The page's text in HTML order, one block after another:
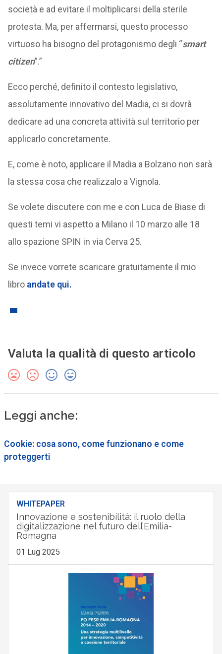
società e ad evitare il moltiplicarsi della sterile
protesta. Ma, per affermarsi, questo processo
virtuoso ha bisogno del protagonismo degli “smart
citizen”.”
Ecco perché, definito il contesto legislativo,
assolutamente innovativo del Madia, ci si dovrà
dedicare ad una concreta attività sul territorio per
applicarlo concretamente.
E, come è noto, applicare il Madia a Bolzano non sarà
la stessa cosa che realizzalo a Vignola.
Se volete discutere con me e con Luca de Biase di
questi temi vi aspetto a Milano il 10 marzo alle 18
allo spazione SPIN in via Cerva 25.
Se invece vorrete scaricare gratuitamente il mio
libro andate qui.
Valuta la qualità di questo articolo
Leggi anche:
Cookie: cosa sono, come funzionano e come
proteggerti
WHITEPAPER
Innovazione e sostenibilità: il ruolo della
digitalizzazione nel futuro dell’Emilia-
Romagna
01 Lug 2025